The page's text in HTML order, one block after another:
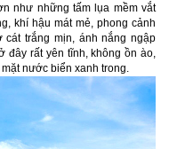
như những tấm lụa mềm vắt
khí hậu mát mẻ, phong cảnh
trắng mịn, ánh nắng ngập
đây rất yên tĩnh, không ồn ào,
nước biển xanh trong.